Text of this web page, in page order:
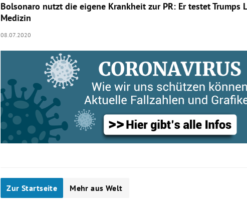
Bolsonaro nutzt die eigene Krankheit zur PR: Er testet Trumps
Medizin
08.07.2020
Zur Startseite Mehr aus Welt